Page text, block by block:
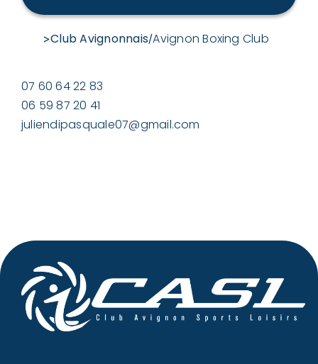
>Club Avignonnais/Avignon Boxing Club
07 60 64 22 83
06 59 87 20 41
juliendipasquale07@gmail.com